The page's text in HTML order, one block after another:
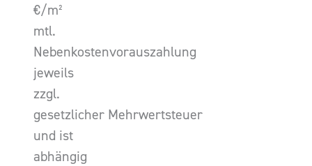
€/m²
mtl.
Nebenkostenvorauszahlung
jeweils
zzgl.
gesetzlicher Mehrwertsteuer
und ist
abhängig